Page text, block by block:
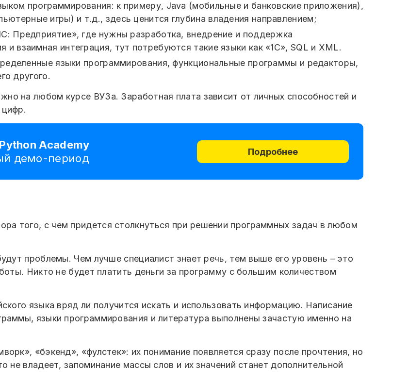
программирования: к примеру, Java (мобильные и банковские приложения),
игры) и т.д., здесь ценится глубина владения направлением;
Предприятие», где нужны разработка, внедрение и поддержка
и взаимная интеграция, тут потребуются такие языки как «1С», SQL и XML.
языки программирования, функциональные программы и редакторы,
другого.
на любом курсе ВУЗа. Заработная плата зависит от личных способностей и
Academy
демо-период
Подробнее
того, с чем придется столкнуться при решении программных задач в любом
проблемы. Чем лучше специалист знает речь, тем выше его уровень – это
Никто не будет платить деньги за программу с большим количеством
языка вряд ли получится искать и использовать информацию. Написание
языки программирования и литература выполнены зачастую именно на
«бэкенд», «фулстек»: их понимание появляется сразу после прочтения, но
не владеет, запоминание массы слов и их значений станет дополнительной